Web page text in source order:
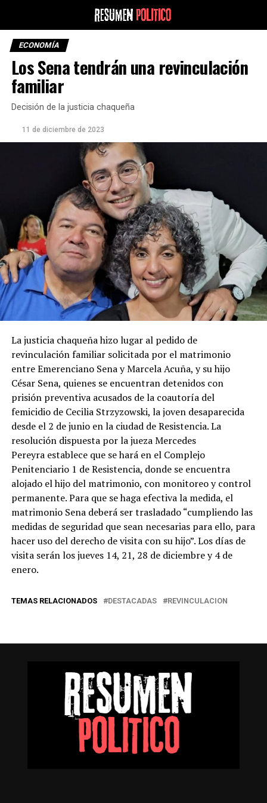
ECONOMÍA
Los Sena tendrán una revinculación
familiar
Decisión de la justicia chaqueña
11 de diciembre de 2023
La justicia chaqueña hizo lugar al pedido de
revinculación familiar solicitada por el matrimonio
entre Emerenciano Sena y Marcela Acuña, y su hijo
César Sena, quienes se encuentran detenidos con
prisión preventiva acusados de la coautoría del
femicidio de Cecilia Strzyzowski, la joven desaparecida
desde el 2 de junio en la ciudad de Resistencia. La
resolución dispuesta por la jueza Mercedes
Pereyra establece que se hará en el Complejo
Penitenciario 1 de Resistencia, donde se encuentra
alojado el hijo del matrimonio, con monitoreo y control
permanente. Para que se haga efectiva la medida, el
matrimonio Sena deberá ser trasladado “cumpliendo las
medidas de seguridad que sean necesarias para ello, para
hacer uso del derecho de visita con su hijo”. Los días de
visita serán los jueves 14, 21, 28 de diciembre y 4 de
enero.
TEMAS RELACIONADOS DESTACADAS REVINCULACION